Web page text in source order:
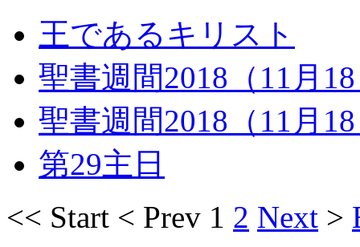
王であるキリスト
聖書週間2018（11月
聖書週間2018（11月
第29主日
<< Start < Prev 1 2 Next >